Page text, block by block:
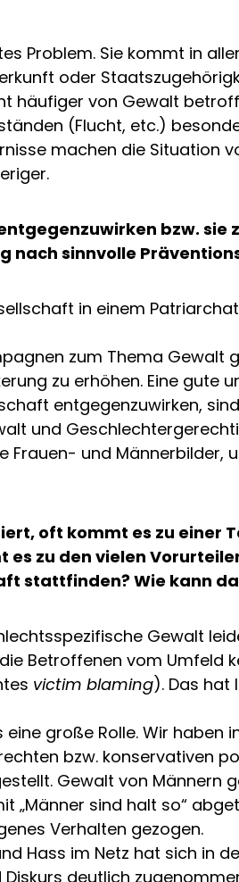
Problem. Sie kommt in
oder
häufiger von Gewalt
(Flucht, etc.)
machen die Situation
bzw. sie
nach sinnvolle
in einem
zum Thema Gewalt
zu erhöhen. Eine gute
entgegenzuwirken,
und
und Männerbilder,
oft kommt es zu einer
zu den vielen
stattfinden? Wie kann
Gewalt
Betroffenen vom Umfeld
victim blaming). Das hat
große Rolle. Wir haben
bzw. konservativen
Gewalt von Männern
„Männer sind halt so“
Verhalten gezogen.
Hass im Netz hat sich in
deutlich